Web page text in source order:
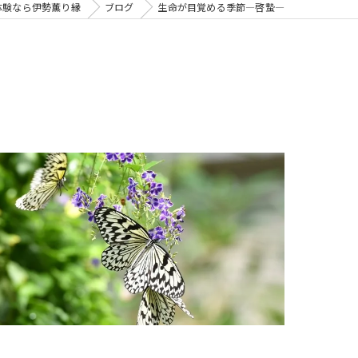
なら伊勢薫り縁 ブログ 生命が目覚める季節—啓蟄—